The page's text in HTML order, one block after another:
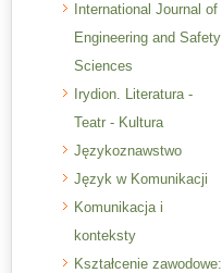
International Journal of
Engineering and Safety
Sciences
Irydion. Literatura -
Teatr - Kultura
Językoznawstwo
Język w Komunikacji
Komunikacja i
konteksty
Kształcenie zawodowe: